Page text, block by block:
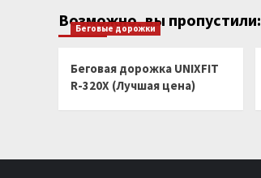
обрезиненная
2,5
(Лучшая
цена)
Возможно, вы пропустили:
Беговые дорожки
Беговая дорожка UNIXFIT
R-320X (Лучшая цена)